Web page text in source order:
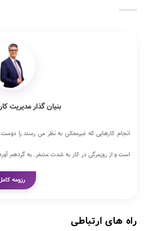
بنیان گذار مدیریت
انجام کارهایی که غیرممکن به نظر می رسند را دوست
است و از روزمرگی در کار به شدت متنفر. به گردهم
رزومه
راه های ارتباطی